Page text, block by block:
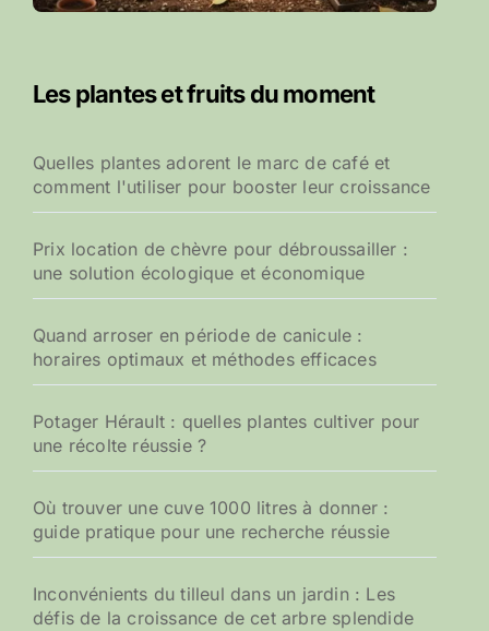
Les plantes et fruits du moment
Quelles plantes adorent le marc de café et
comment l'utiliser pour booster leur croissance
Prix location de chèvre pour débroussailler :
une solution écologique et économique
Quand arroser en période de canicule :
horaires optimaux et méthodes efficaces
Potager Hérault : quelles plantes cultiver pour
une récolte réussie ?
Où trouver une cuve 1000 litres à donner :
guide pratique pour une recherche réussie
Inconvénients du tilleul dans un jardin : Les
défis de la croissance de cet arbre splendide